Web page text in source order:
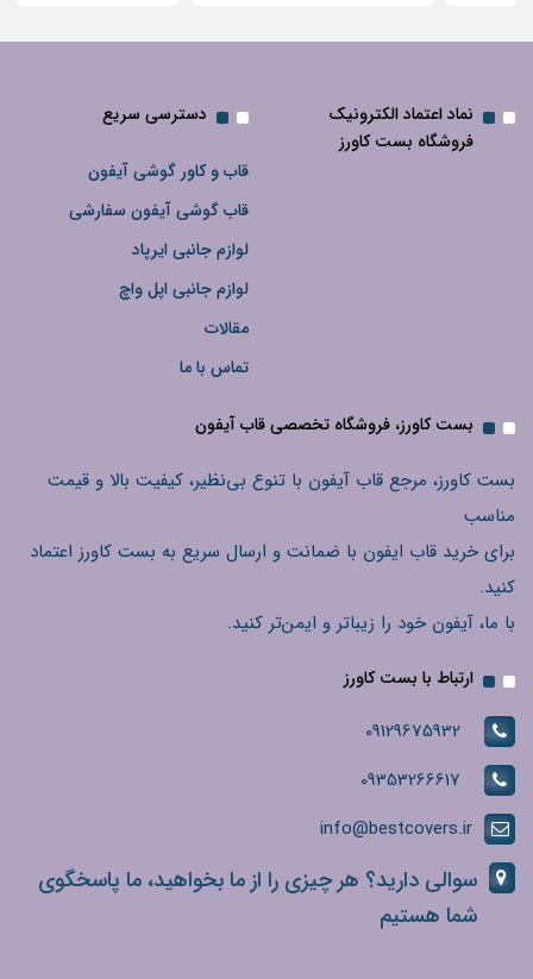
نماد اعتماد الکترونیک
فروشگاه بست کاورز
دسترسی سریع
قاب و کاور گوشی آیفون
قاب گوشی آیفون سفارشی
لوازم جانبی ایرپاد
لوازم جانبی اپل واچ
مقالات
تماس با ما
بست کاورز، فروشگاه تخصصی قاب آیفون
بست کاورز، مرجع قاب آیفون با تنوع بی‌نظیر، کیفیت بالا و قیمت
مناسب
برای خرید قاب ایفون با ضمانت و ارسال سریع به بست کاورز اعتماد
کنید.
با ما، آیفون خود را زیباتر و ایمن‌تر کنید.
ارتباط با بست کاورز
09129675932
09353266617
info@bestcovers.ir
سوالی دارید؟ هر چیزی را از ما بخواهید، ما پاسخگوی
شما هستیم